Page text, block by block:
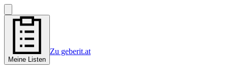
Meine Listen
Zu geberit.at